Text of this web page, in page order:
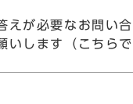
えが必要なお問い
いします（こちら